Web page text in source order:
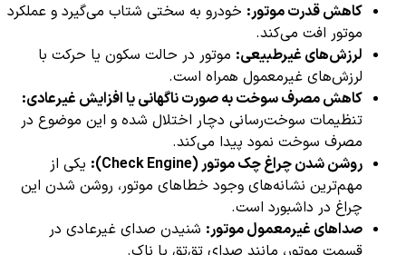
کاهش قدرت موتور: خودرو به سختی شتاب می‌گیرد و عملکرد
موتور افت می‌کند.
لرزش‌های غیرطبیعی: موتور در حالت سکون یا حرکت با
لرزش‌های غیرمعمول همراه است.
کاهش مصرف سوخت به صورت ناگهانی یا افزایش غیرعادی:
تنظیمات سوخت‌رسانی دچار اختلال شده و این موضوع در
مصرف سوخت نمود پیدا می‌کند.
روشن شدن چراغ چک موتور (Check Engine):
یکی از
مهم‌ترین نشانه‌های وجود خطاهای موتور، روشن شدن این
چراغ در داشبورد است.
صداهای غیرمعمول موتور: شنیدن صدای غیرعادی در